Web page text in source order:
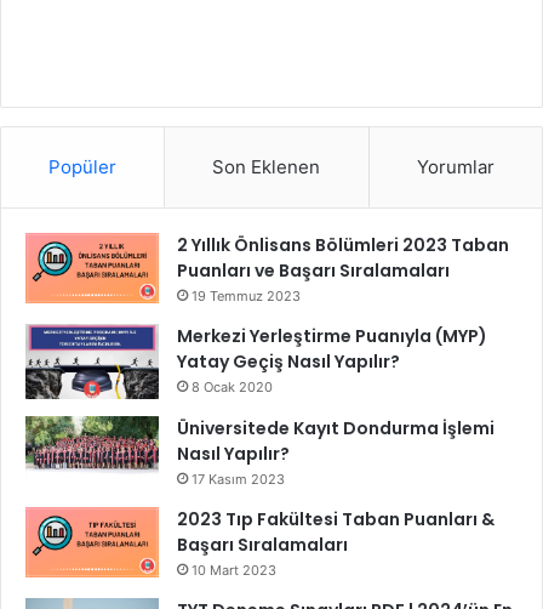
Popüler Son Eklenen Yorumlar
2 Yıllık Önlisans Bölümleri 2023 Taban
Puanları ve Başarı Sıralamaları
19 Temmuz 2023
Merkezi Yerleştirme Puanıyla (MYP)
Yatay Geçiş Nasıl Yapılır?
8 Ocak 2020
Üniversitede Kayıt Dondurma İşlemi
Nasıl Yapılır?
17 Kasım 2023
2023 Tıp Fakültesi Taban Puanları &
Başarı Sıralamaları
10 Mart 2023